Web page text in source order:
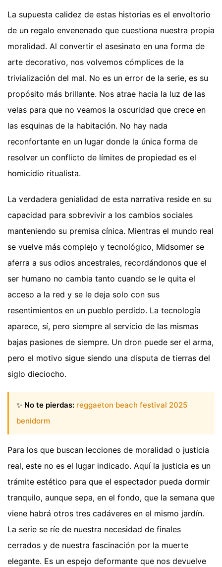
La supuesta calidez de estas historias es el envoltorio
de un regalo envenenado que cuestiona nuestra propia
moralidad. Al convertir el asesinato en una forma de
arte decorativo, nos volvemos cómplices de la
trivialización del mal. No es un error de la serie, es su
propósito más brillante. Nos atrae hacia la luz de las
velas para que no veamos la oscuridad que crece en
las esquinas de la habitación. No hay nada
reconfortante en un lugar donde la única forma de
resolver un conflicto de límites de propiedad es el
homicidio ritualista.
La verdadera genialidad de esta narrativa reside en su
capacidad para sobrevivir a los cambios sociales
manteniendo su premisa cínica. Mientras el mundo real
se vuelve más complejo y tecnológico, Midsomer se
aferra a sus odios ancestrales, recordándonos que el
ser humano no cambia tanto cuando se le quita el
acceso a la red y se le deja solo con sus
resentimientos en un pueblo perdido. La tecnología
aparece, sí, pero siempre al servicio de las mismas
bajas pasiones de siempre. Un dron puede ser el arma,
pero el motivo sigue siendo una disputa de tierras del
siglo dieciocho.
✨ No te pierdas: reggaeton beach festival 2025
benidorm
Para los que buscan lecciones de moralidad o justicia
real, este no es el lugar indicado. Aquí la justicia es un
trámite estético para que el espectador pueda dormir
tranquilo, aunque sepa, en el fondo, que la semana que
viene habrá otros tres cadáveres en el mismo jardín.
La serie se ríe de nuestra necesidad de finales
cerrados y de nuestra fascinación por la muerte
elegante. Es un espejo deformante que nos devuelve